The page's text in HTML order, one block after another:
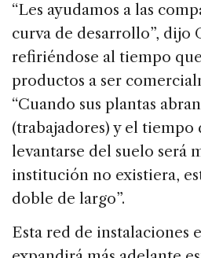
“Les ayudamos a las
curva de desarrollo”, dijo
refiriéndose al tiempo
productos a ser
“Cuando sus plantas
(trabajadores) y el tiempo
levantarse del suelo será
institución no existiera,
doble de largo”.
Esta red de instalaciones